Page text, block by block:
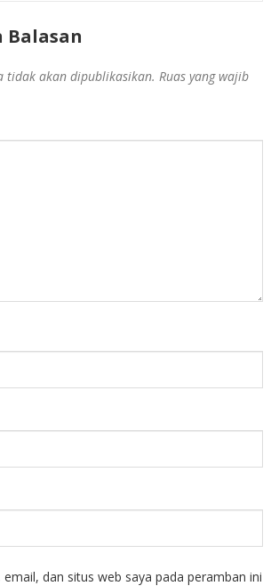
tidak akan dipublikasikan. Ruas yang wajib
dan situs web saya pada peramban ini